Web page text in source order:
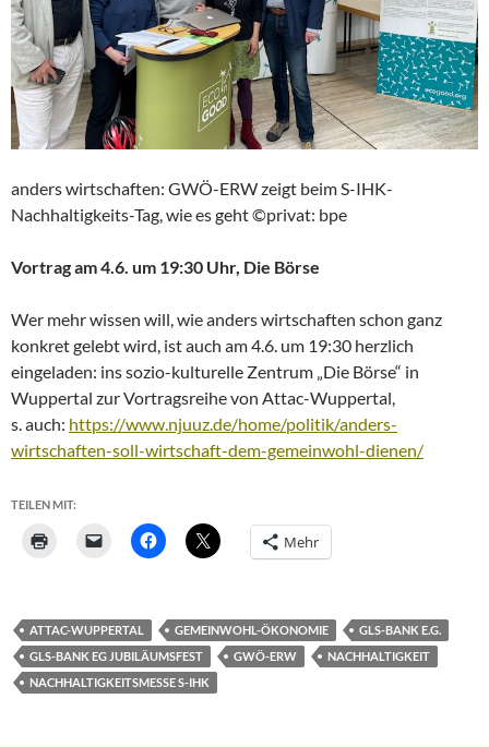
anders wirtschaften: GWÖ-ERW zeigt beim S-IHK-
Nachhaltigkeits-Tag, wie es geht ©privat: bpe
Vortrag am 4.6. um 19:30 Uhr, Die Börse
Wer mehr wissen will, wie anders wirtschaften schon ganz
konkret gelebt wird, ist auch am 4.6. um 19:30 herzlich
eingeladen: ins sozio-kulturelle Zentrum „Die Börse“ in
Wuppertal zur Vortragsreihe von Attac-Wuppertal,
s. auch: https://www.njuuz.de/home/politik/anders-
wirtschaften-soll-wirtschaft-dem-gemeinwohl-dienen/
TEILEN MIT:
Mehr
ATTAC-WUPPERTAL GEMEINWOHL-ÖKONOMIE
GLS-BANK E.G.
GLS-BANK EG JUBILÄUMSFEST
GWÖ-ERW
NACHHALTIGKEIT
NACHHALTIGKEITSMESSE S-IHK